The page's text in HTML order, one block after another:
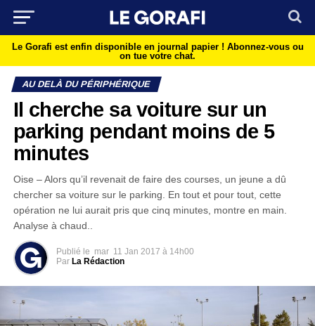
Le Gorafi est enfin disponible en journal papier ! Abonnez-vous ou
on tue votre chat.
AU DELÀ DU PÉRIPHÉRIQUE
Il cherche sa voiture sur un
parking pendant moins de 5
minutes
Oise – Alors qu’il revenait de faire des courses, un jeune a dû
chercher sa voiture sur le parking. En tout et pour tout, cette
opération ne lui aurait pris que cinq minutes, montre en main.
Analyse à chaud..
Publié le mar 11 Jan 2017 à 14h00
Par La Rédaction